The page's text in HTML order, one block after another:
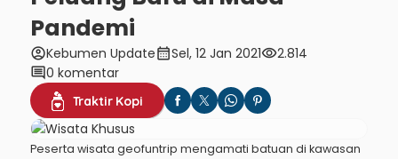
Pandemi
account_circleKebumen Updatecalendar_monthSel, 12 Jan 2021visibility2.814
comment0 komentar
Traktir Kopi
Peserta wisata geofuntrip mengamati batuan di kawasan